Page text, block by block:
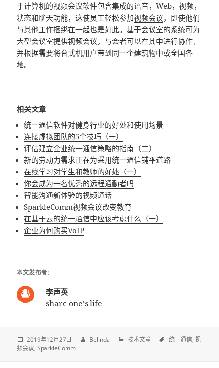
于计算机的视频会议软件包含集成的语音，Web，视频，
状态和聊天功能，这使员工轻松参加视频会议，即使他们
与其他工作捆绑在一起也是如此。基于会议室的系统可为
大型会议室提供视频会议，与会者可以在其中进行协作，
并根据需要将台式机用户带到同一个建筑物中或全国各
地。
相关文章
统一通信软件对健身行业的好处和使用场景
连接虚拟团队的5个技巧（一）
评估建立企业统一通信策略的指南（二）
新的劳动力需求正在为采用统一通信铺平道路
在线学习对学生和教师的好处（一）
你会成为一名优秀的远程通勤者吗
智能沟通新体验的视频通话
SparkleComm视频会议改变教育
在基于云的统一通信中应该考虑什么（一）
企业为何购买VoIP
本文发布者:
李声英
share one's life
2019年12月27日 Belinda 技术文章 统一通信 视
频会议 SparkleComm